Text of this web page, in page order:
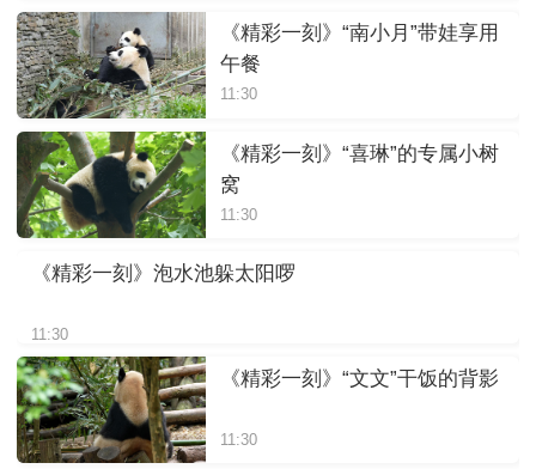
《精彩一刻》“南小月”带娃享用
午餐
11:30
《精彩一刻》“喜琳”的专属小树
窝
11:30
《精彩一刻》泡水池躲太阳啰
11:30
《精彩一刻》“文文”干饭的背影
11:30